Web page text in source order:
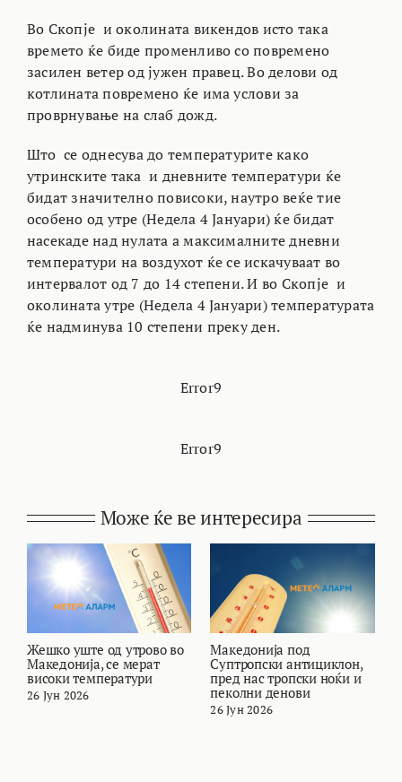
Во Скопје и околината викендов исто така
времето ќе биде променливо со повремено
засилен ветер од јужен правец. Во делови од
котлината повремено ќе има услови за
проврнување на слаб дожд.
Што се однесува до температурите како
утринските така и дневните температури ќе
бидат значително повисоки, наутро веќе тие
особено од утре (Недела 4 Јануари) ќе бидат
насекаде над нулата а максималните дневни
температури на воздухот ќе се искачуваат во
интервалот од 7 до 14 степени. И во Скопје и
околината утре (Недела 4 Јануари) температурата
ќе надминува 10 степени преку ден.
Error9
Error9
Може ќе ве интересира
Жешко уште од утрово во
Македонија, се мерат
високи температури
26 Јун 2026
Македонија под
Суптропски антициклон,
пред нас тропски ноќи и
пеколни денови
26 Јун 2026